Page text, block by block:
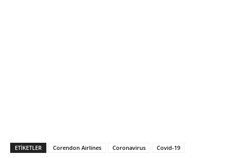
ETIKETLER Corendon Airlines Coronavirus
Covid-19